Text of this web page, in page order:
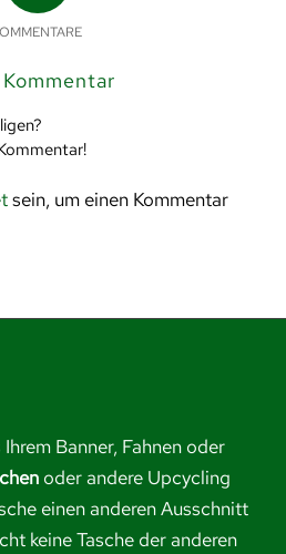
sein, um einen Kommentar
Banner, Fahnen oder
oder andere Upcycling
einen anderen Ausschnitt
keine Tasche der anderen